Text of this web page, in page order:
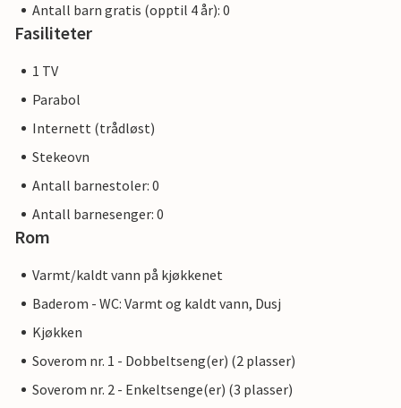
Antall barn gratis (opptil 4 år): 0
Fasiliteter
1 TV
Parabol
Internett (trådløst)
Stekeovn
Antall barnestoler: 0
Antall barnesenger: 0
Rom
Varmt/kaldt vann på kjøkkenet
Baderom - WC: Varmt og kaldt vann, Dusj
Kjøkken
Soverom nr. 1 - Dobbeltseng(er) (2 plasser)
Soverom nr. 2 - Enkeltsenge(er) (3 plasser)